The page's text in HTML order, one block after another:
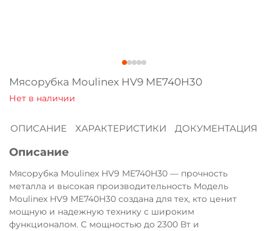
Мясорубка Moulinex HV9 ME740H30
ОПИСАНИЕ ХАРАКТЕРИСТИКИ ДОКУМЕНТАЦИЯ
Описание
Мясорубка Moulinex HV9 ME740H30 — прочность
металла и высокая производительность Модель
Moulinex HV9 ME740H30 создана для тех, кто ценит
мощную и надежную технику с широким
функционалом. С мощностью до 2300 Вт и
Оплачивайте сегодня только25% картой
любого банка
Получайте товар
Оставшиеся75% будут
списыватьсяс вашей карты
по 25%каждые 2 недели